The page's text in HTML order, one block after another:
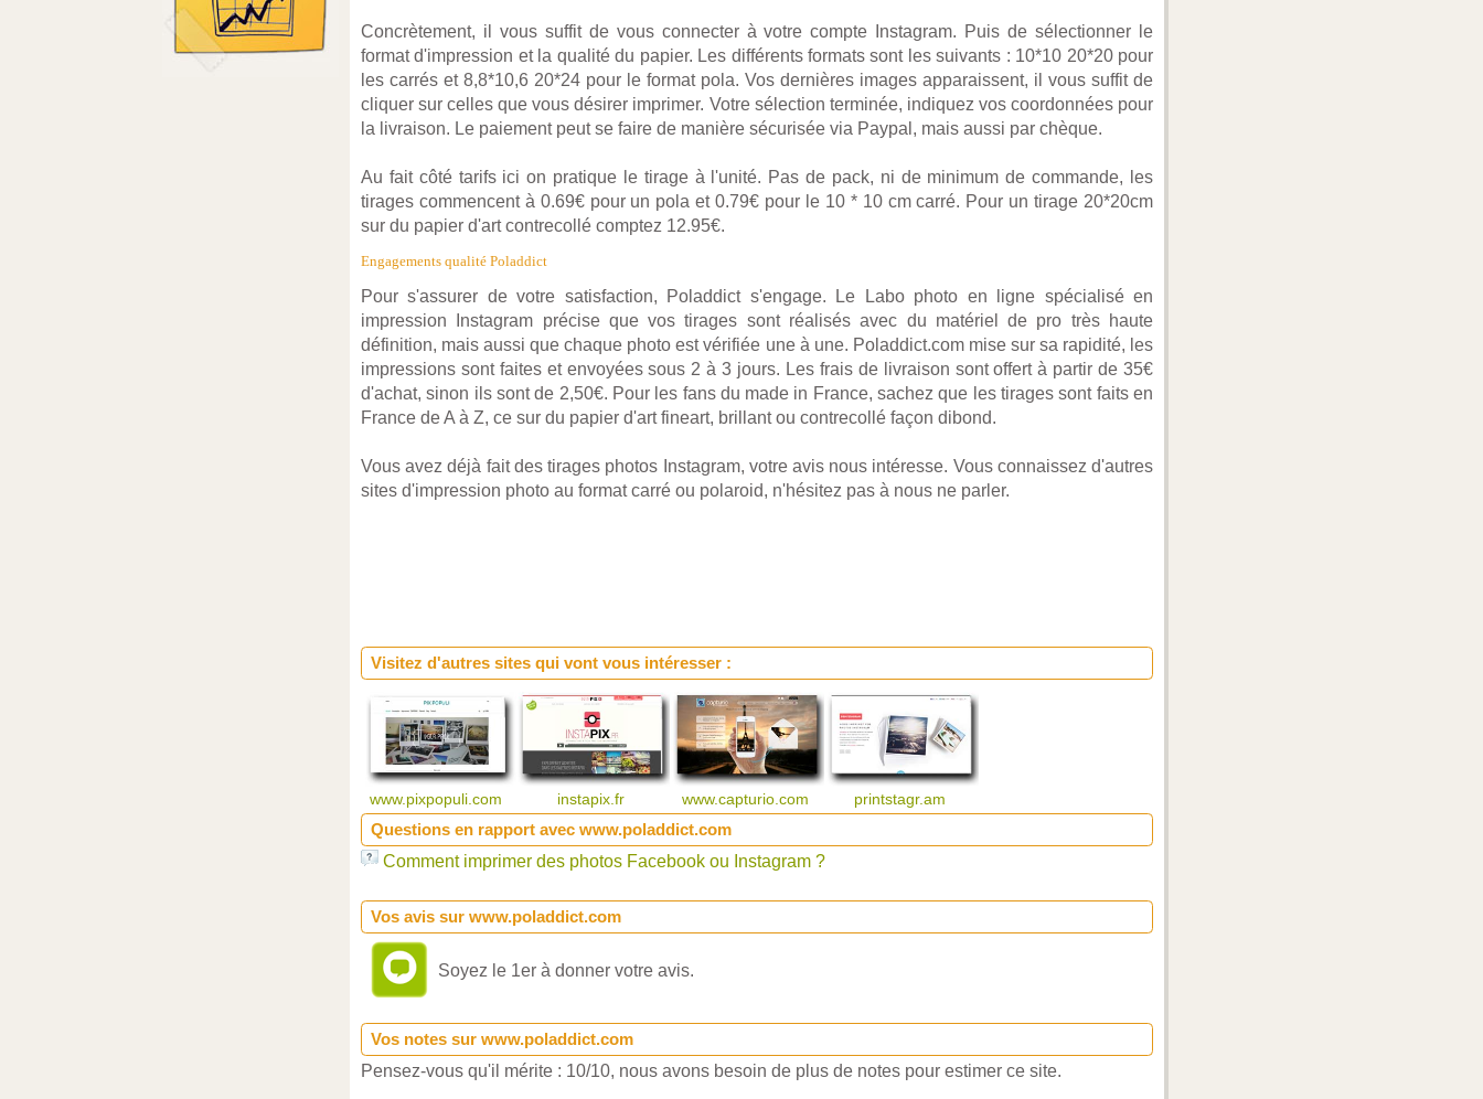
Concrètement, il vous suffit de vous connecter à votre compte Instagram. Puis de sélectionner le
format d'impression et la qualité du papier. Les différents formats sont les suivants : 10*10 20*20 pour
les carrés et 8,8*10,6 20*24 pour le format pola. Vos dernières images apparaissent, il vous suffit de
cliquer sur celles que vous désirer imprimer. Votre sélection terminée, indiquez vos coordonnées pour
la livraison. Le paiement peut se faire de manière sécurisée via Paypal, mais aussi par chèque.
Au fait côté tarifs ici on pratique le tirage à l'unité. Pas de pack, ni de minimum de commande, les
tirages commencent à 0.69€ pour un pola et 0.79€ pour le 10 * 10 cm carré. Pour un tirage 20*20cm
sur du papier d'art contrecollé comptez 12.95€.
Engagements qualité Poladdict
Pour s'assurer de votre satisfaction, Poladdict s'engage. Le Labo photo en ligne spécialisé en
impression Instagram précise que vos tirages sont réalisés avec du matériel de pro très haute
définition, mais aussi que chaque photo est vérifiée une à une. Poladdict.com mise sur sa rapidité, les
impressions sont faites et envoyées sous 2 à 3 jours. Les frais de livraison sont offert à partir de 35€
d'achat, sinon ils sont de 2,50€. Pour les fans du made in France, sachez que les tirages sont faits en
France de A à Z, ce sur du papier d'art fineart, brillant ou contrecollé façon dibond.
Vous avez déjà fait des tirages photos Instagram, votre avis nous intéresse. Vous connaissez d'autres
sites d'impression photo au format carré ou polaroid, n'hésitez pas à nous ne parler.
Visitez d'autres sites qui vont vous intéresser :
www.pixpopuli.com instapix.fr www.capturio.com printstagr.am
Questions en rapport avec www.poladdict.com
Comment imprimer des photos Facebook ou Instagram ?
Vos avis sur www.poladdict.com
Soyez le 1er à donner votre avis.
Vos notes sur www.poladdict.com
Pensez-vous qu'il mérite : 10/10, nous avons besoin de plus de notes pour estimer ce site.